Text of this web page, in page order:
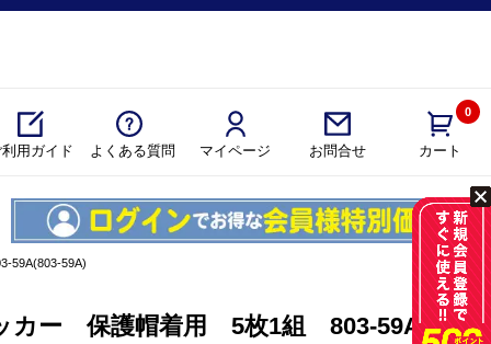
用ガイド よくある質問 マイページ お問合せ カート
0
59A(803-59A)
カー 保護帽着用 5枚1組 803-59A